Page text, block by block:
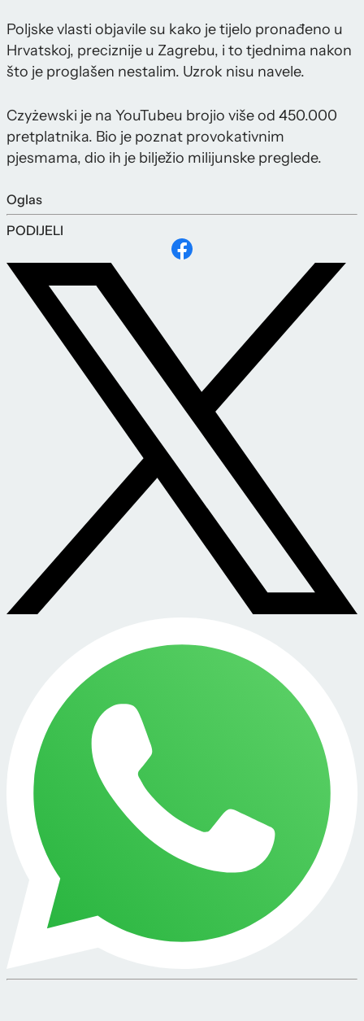
Poljske vlasti objavile su kako je tijelo pronađeno u
Hrvatskoj, preciznije u Zagrebu, i to tjednima nakon
što je proglašen nestalim. Uzrok nisu navele.
Czyżewski je na YouTubeu brojio više od 450.000
pretplatnika. Bio je poznat provokativnim
pjesmama, dio ih je bilježio milijunske preglede.
Oglas
PODIJELI